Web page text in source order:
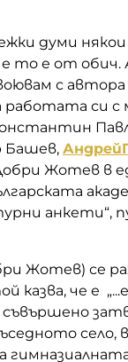
думи
то е от обич.
с автора
работата си
Башев,
Жотев в
анкети“,
Жотев) се
казва, че е
съвършено
село,